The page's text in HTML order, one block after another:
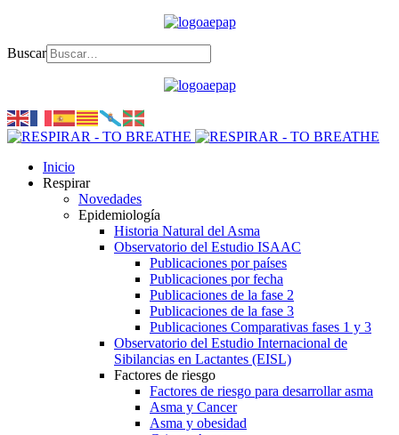
Buscar
Inicio
Respirar
Novedades
Epidemiología
Historia Natural del Asma
Observatorio del Estudio ISAAC
Publicaciones por países
Publicaciones por fecha
Publicaciones de la fase 2
Publicaciones de la fase 3
Publicaciones Comparativas fases 1 y 3
Observatorio del Estudio Internacional de
Sibilancias en Lactantes (EISL)
Factores de riesgo
Factores de riesgo para desarrollar asma
Asma y Cancer
Asma y obesidad